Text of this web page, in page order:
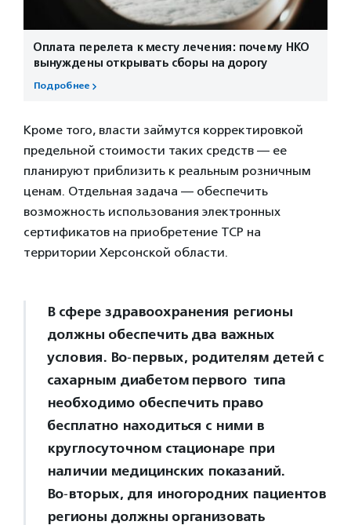
Оплата перелета к месту лечения: почему НКО
вынуждены открывать сборы на дорогу
Подробнее
Кроме того, власти займутся корректировкой
предельной стоимости таких средств — ее
планируют приблизить к реальным розничным
ценам. Отдельная задача — обеспечить
возможность использования электронных
сертификатов на приобретение ТСР на
территории Херсонской области.
В сфере здравоохранения регионы
должны обеспечить два важных
условия. Во‑первых, родителям детей с
сахарным диабетом первого типа
необходимо обеспечить право
бесплатно находиться с ними в
круглосуточном стационаре при
наличии медицинских показаний.
Во‑вторых, для иногородних пациентов
регионы должны организовать